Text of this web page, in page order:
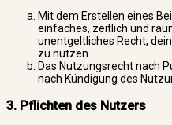
Mit dem Erstellen eines
einfaches, zeitlich und
unentgeltliches Recht,
zu nutzen.
Das Nutzungsrecht nach
nach Kündigung des
3. Pflichten des Nutzers